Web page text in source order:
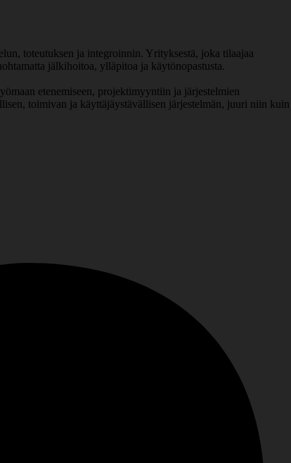
toteutuksen ja integroinnin. Yrityksestä, joka tilaajaa
jälkihoitoa, ylläpitoa ja käytönopastusta.
etenemiseen, projektimyyntiin ja järjestelmien
toimivan ja käyttäjäystävällisen järjestelmän, juuri niin kuin